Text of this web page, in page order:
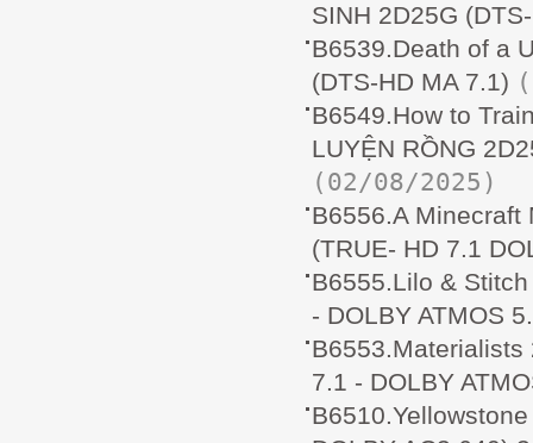
SINH 2D25G
B6539.Death of a
(DTS-HD MA 7.1)
B6549.How to
LUYỆN RỒNG
(02/08/2025)
B6556.A Minecraft
(TRUE- HD 7.1
B6555.Lilo &
- DOLBY ATMOS
B6553.Materialists
7.1 - DOLBY